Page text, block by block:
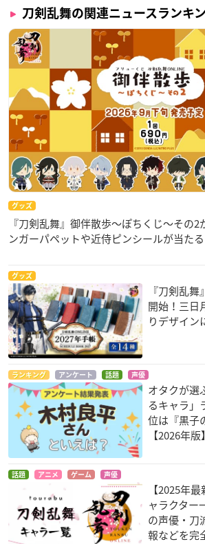
刀剣乱舞の関連ニュースランキ
グッズ
『刀剣乱舞』御伴散歩～ぽちくじ～その2
ンガーパペットや近侍ピンシールが当たる
グッズ
『刀剣乱
開始！三日
りデザイン
ランキング アンケート 話題 声優
オタクが選
るキャラ」
位は『黒子
【2026年版】
話題 アニメ ゲーム 声優
【2025年
ャラクター
の声優・刀
報などを完